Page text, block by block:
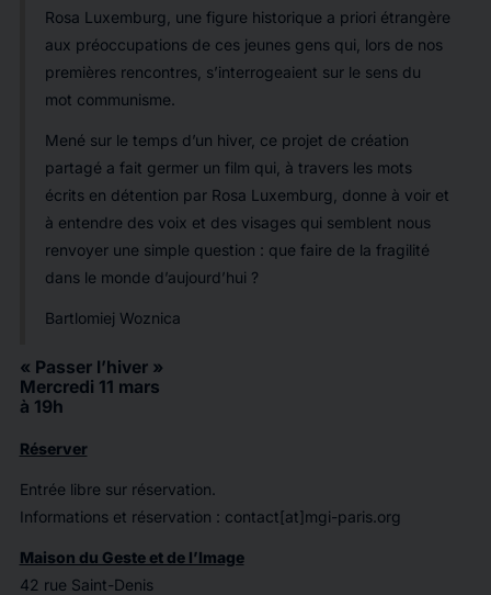
Rosa Luxemburg, une figure historique a priori étrangère
aux préoccupations de ces jeunes gens qui, lors de nos
premières rencontres, s’interrogeaient sur le sens du
mot communisme.
Mené sur le temps d’un hiver, ce projet de création
partagé a fait germer un film qui, à travers les mots
écrits en détention par Rosa Luxemburg, donne à voir et
à entendre des voix et des visages qui semblent nous
renvoyer une simple question : que faire de la fragilité
dans le monde d’aujourd’hui ?
Bartlomiej Woznica
« Passer l’hiver »
Mercredi 11 mars
à 19h
Réserver
Entrée libre sur réservation.
Informations et réservation : contact[at]mgi-paris.org
Maison du Geste et de l’Image
42 rue Saint-Denis